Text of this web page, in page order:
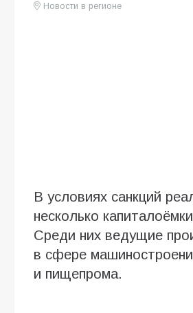
Новости в регионе
В условиях санкций
несколько
Среди них ведущие
в сфере
и пищепрома.